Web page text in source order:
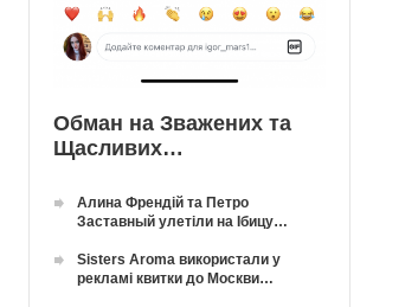
Обман на Зважених та
Щасливих…
Алина Френдій та Петро
Заставный улетіли на Ібицу…
Sisters Aroma використали у
рекламі квитки до Москви…